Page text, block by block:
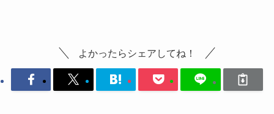
よかったらシェアしてね！